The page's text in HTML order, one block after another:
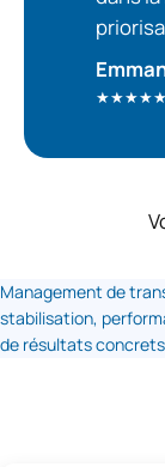
★★★★★
Management de
stabilisation,
de résultats